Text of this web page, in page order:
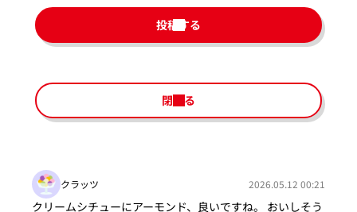
投稿する
閉じる
クラッツ 2026.05.12 00:21
クリームシチューにアーモンド、良いですね。 おいしそう